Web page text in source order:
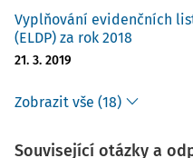
Vyplňování evidenčních
(ELDP) za rok 2018
21. 3. 2019
Zobrazit vše (18)
Související otázky a